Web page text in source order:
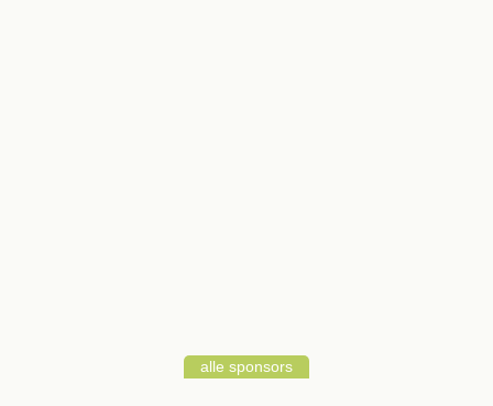
alle sponsors